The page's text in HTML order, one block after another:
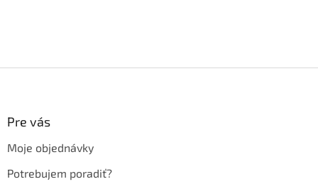
Pre vás
Moje objednávky
Potrebujem poradiť?